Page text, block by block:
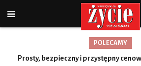
POLECAMY
Prosty, bezpieczny i przystępny